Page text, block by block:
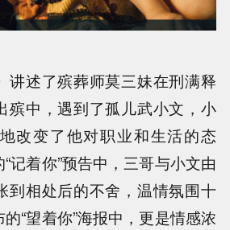
讲述了殡葬师莫三妹在刑满释
殡中，遇到了孤儿武小文，小
改变了他对职业和生活的态
“记着你”预告中，三哥与小文由
到相处后的不舍，温情氛围十
的“望着你”海报中 ， 更是情感浓